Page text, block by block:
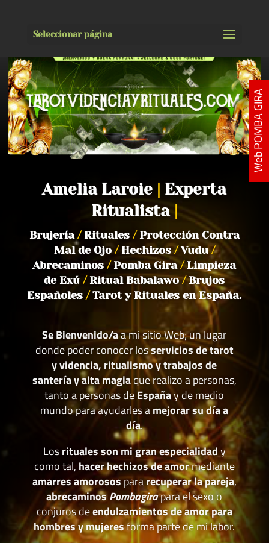
Seleccionar página
Amelia Laroie
Experta
Ritualista
Brujería /Rituales /Protección Contra
Mal de Ojo /Hechizos/Vudu/
Abrecaminos/Pomba Gira/Limpieza
de Exú/Ritual Babalawo/Brujos
Españoles/Tarot y Rituales en España.
Se Bienvenido/aa mi sitio Web; un lugar
donde poder conocer losservicios de tarot
y videncia, ritualismo y trabajos de
santería y alta magiaque realizo a personas,
tanto a personas deEspañay de medio
mundo para ayudarles amejorar su día a
día.
Losrituales son mi gran especialidady
como tal, hacer hechizos de amormediante
amarres amorosospararecuperar la pareja,
abrecaminosPombagirapara el sexo o
conjuros deendulzamientos de amor para
hombres y mujeresforma parte de mi labor.
Web POMBA GIRA